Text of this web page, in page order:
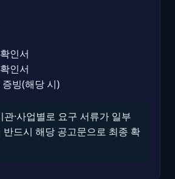
인서
인서
증빙(해당 시)
관·사업별로 요구 서류가 일부
반드시 해당 공고문으로 최종 확